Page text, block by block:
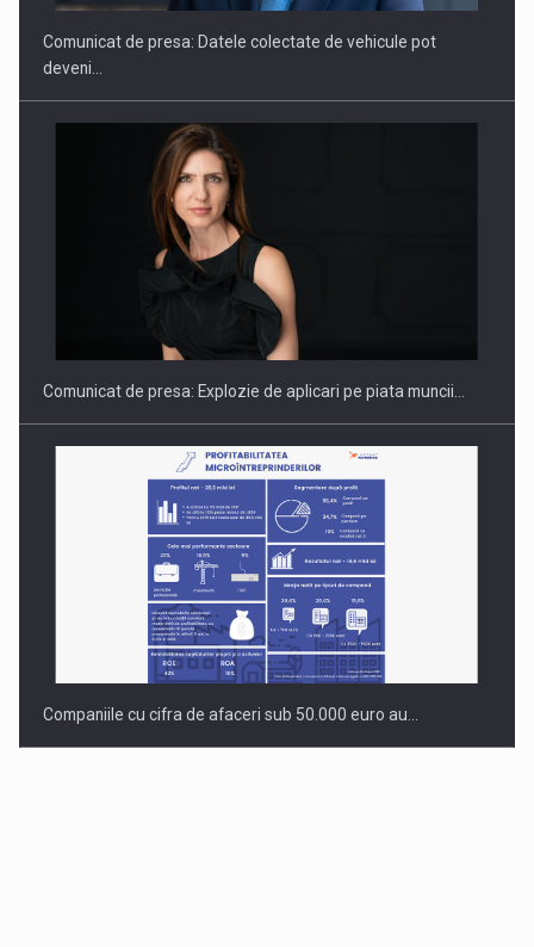
Hard Enduro Piatra Craiului 2026, fueled by benzinariile RO…
Comunicat de presa: Datele colectate de vehicule pot
deveni…
Comunicat de presa: Explozie de aplicari pe piata muncii…
Companiile cu cifra de afaceri sub 50.000 euro au…